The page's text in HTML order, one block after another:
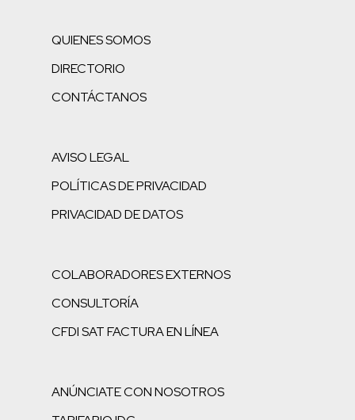
QUIENES SOMOS
DIRECTORIO
CONTÁCTANOS
AVISO LEGAL
POLÍTICAS DE PRIVACIDAD
PRIVACIDAD DE DATOS
COLABORADORES EXTERNOS
CONSULTORÍA
CFDI SAT FACTURA EN LÍNEA
ANÚNCIATE CON NOSOTROS